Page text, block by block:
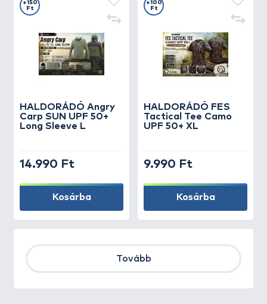
HALDORÁDÓ Angry
Carp SUN UPF 50+
Long Sleeve L
+150
Ft
14.990 Ft
Kosárba
HALDORÁDÓ FES
Tactical Tee Camo
UPF 50+ XL
+100
Ft
9.990 Ft
Kosárba
Tovább